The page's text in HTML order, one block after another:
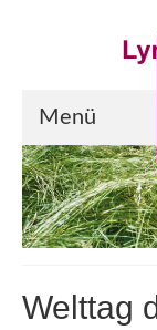
Menü
Start
LYRIK:POST
Einkaufsladen
Welttag